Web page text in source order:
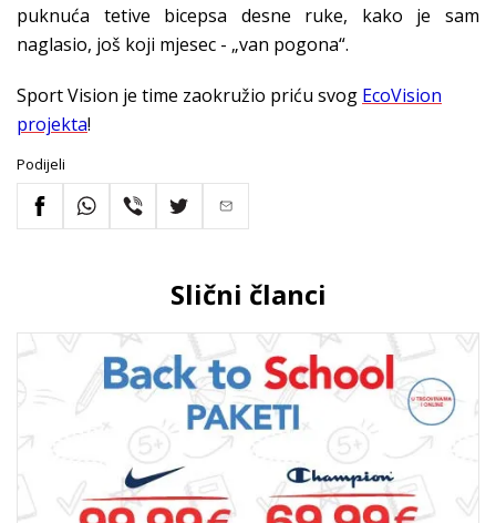
puknuća tetive bicepsa desne ruke, kako je sam
naglasio, još koji mjesec - „van pogona“.
Sport Vision je time zaokružio priću svog EcoVision
projekta!
Podijeli
Slični članci